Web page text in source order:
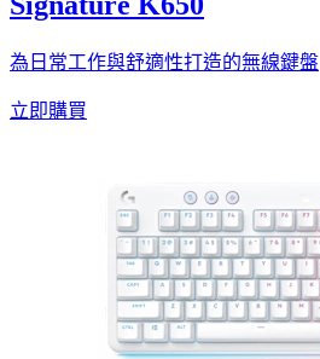
為日常工作與舒適性打造的無線鍵盤
立即購買